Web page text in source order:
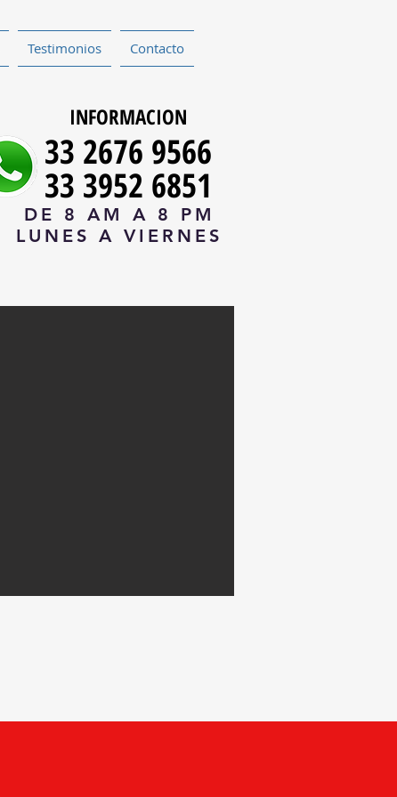
Testimonios Contacto
INFORMACION
33 2676 9566
33 3952 6851
DE 8 AM A 8 PM
LUNES A VIERNES